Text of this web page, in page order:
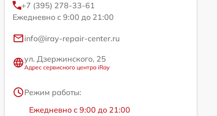
+7 (395) 278-33-61
Ежедневно с 9:00 до 21:00
info@iray-repair-center.ru
ул. Дзержинского, 25
Адрес сервисного центра iRay
Режим работы:
Ежедневно с 9:00 до 21:00